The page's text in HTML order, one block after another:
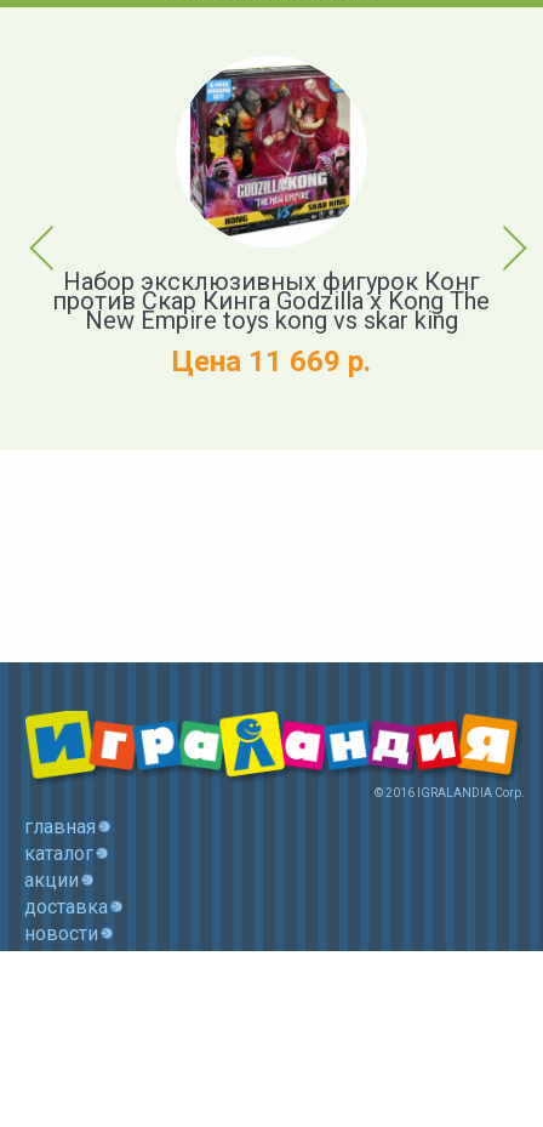
Previous
Набор эксклюзивных фигурок Конг
против Скар Кинга Godzilla x Kong The
New Empire toys kong vs skar king
Цена 11 669 р.
Next
© 2016 IGRALANDIA Corp.
главная
каталог
акции
доставка
новости